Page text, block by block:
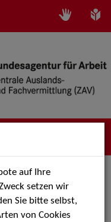
als PDF speichern
auf Ihre
setzen wir
Sie bitte selbst,
von Cookies